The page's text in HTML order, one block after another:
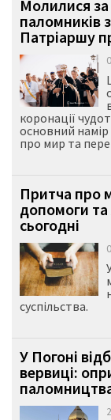
Молилися за
паломників
Патріаршу
коронації
основний
про мир та
Притча про
допомоги та
сьогодні
суспільства.
У Погоні
вервиці: